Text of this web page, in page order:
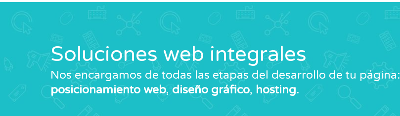
Soluciones web integrales
Nos encargamos de todas las etapas del desarrollo de tu página:
posicionamiento web,diseño gráfico, hosting.